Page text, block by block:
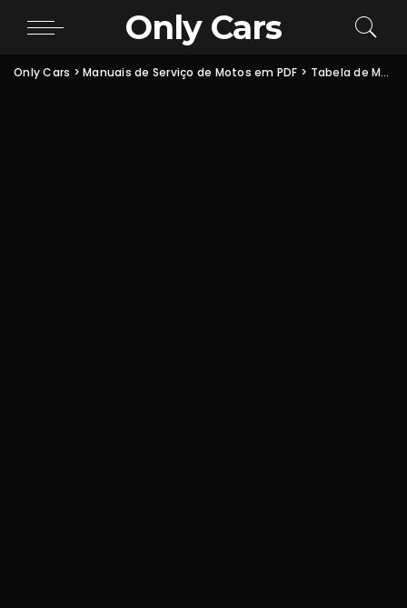
Only Cars
Only Cars >Manuais de Serviço de Motos em PDF > Tabela de Medidas de Estatores de Motos